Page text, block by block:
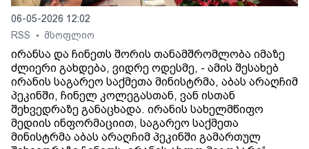
06-05-2026 12:02
RSS
• მსოფლიო
ირანსა და ჩინეთს შორის თანამშრომლობა იმაზე
ძლიერი გახდება, ვიდრე ოდესმე, - ამის შესახებ
ირანის საგარეო საქმეთა მინისტრმა, აბას არაღჩიმ
პეკინში, ჩინელ კოლეგასთან, ვან ისთან
შეხვედრაზე განაცხადა. ირანის სახელმწიფო
მედიის ინფორმაციით, საგარეო საქმეთა
მინისტრმა აბას არაღჩიმ პეკინში გამართულ